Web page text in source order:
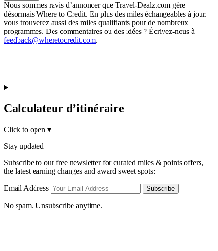
Nous sommes ravis d’annoncer que Travel-Dealz.com gère
désormais Where to Credit. En plus des miles échangeables à jour,
vous trouverez aussi des miles qualifiants pour de nombreux
programmes. Des commentaires ou des idées ? Écrivez-nous à
feedback@wheretocredit.com.
Calculateur d’itinéraire
Click to open ▾
Stay updated
Subscribe to our free newsletter for curated miles & points offers,
the latest earning changes and award sweet spots:
Email Address Subscribe
No spam. Unsubscribe anytime.